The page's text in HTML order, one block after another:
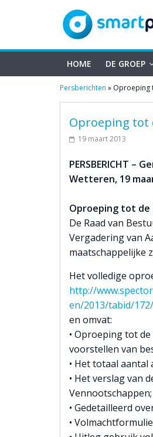
group
HOME DE GROEP
Persberichten » Oproeping
Oproeping tot
19 maart 2013
PERSBERICHT –
Wetteren, 19
Oproeping tot de
De Raad van
Vergadering van
maatschappelijke
Het volledige
http://
en/2013/tabid/
en omvat:
• Oproeping tot
voorstellen van
• Het totaal aantal
• Het verslag van
Vennootschappen;
• Gedetailleerd
•